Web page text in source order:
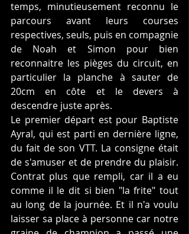
temps, minutieusement reconnu le
parcours avant leurs courses
respectives, seuls, puis en compagnie
de Noah et Simon pour bien
reconnaitre les pièges du circuit, en
particulier la planche à sauter de
20cm en côte et le devers à
descendre juste après.
Le premier départ est pour Baptiste
Ayral, qui est parti en dernière ligne,
du fait de son VTT. La consigne était
de s'amuser et de prendre du plaisir.
Contrat plus que rempli, car il a eu
comme il le dit si bien "la frite" tout
au long de la journée. Et il n'a voulu
laisser sa place à personne car notre